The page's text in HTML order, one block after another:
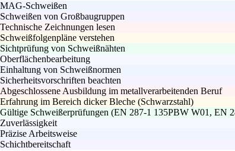
MAG-Schweißen
Schweißen von Großbaugruppen
Technische Zeichnungen lesen
Schweißfolgenpläne verstehen
Sichtprüfung von Schweißnähten
Oberflächenbearbeitung
Einhaltung von Schweißnormen
Sicherheitsvorschriften beachten
Abgeschlossene Ausbildung im metallverarbeitenden Beruf
Erfahrung im Bereich dicker Bleche (Schwarzstahl)
Gültige Schweißerprüfungen (EN 287-1 135PBW W01, EN
Zuverlässigkeit
Präzise Arbeitsweise
Schichtbereitschaft